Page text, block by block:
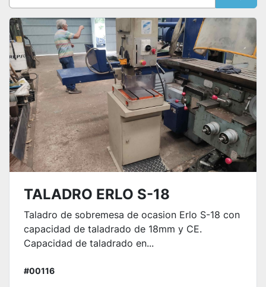
Ordenar por
TALADRO ERLO S-18
Taladro de sobremesa de ocasion Erlo S-18 con
capacidad de taladrado de 18mm y CE.
Capacidad de taladrado en...
#00116